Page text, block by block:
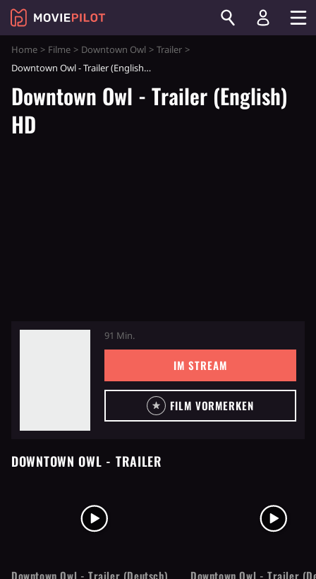
Home Filme Downtown Owl
Trailer
Downtown Owl - Trailer (English) HD
Downtown Owl - Trailer (English)
HD
91 Min.
IM STREAM
FILM VORMERKEN
DOWNTOWN OWL - TRAILER
Downtown Owl - Trailer (Deutsch)
Downtown Owl - Trailer